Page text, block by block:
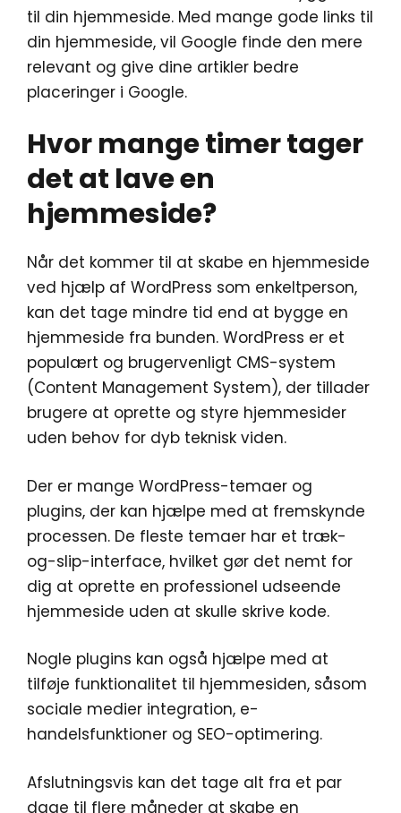
til din hjemmeside. Med mange gode links til
din hjemmeside, vil Google finde den mere
relevant og give dine artikler bedre
placeringer i Google.
Hvor mange timer tager
det at lave en
hjemmeside?
Når det kommer til at skabe en hjemmeside
ved hjælp af WordPress som enkeltperson,
kan det tage mindre tid end at bygge en
hjemmeside fra bunden. WordPress er et
populært og brugervenligt CMS-system
(Content Management System), der tillader
brugere at oprette og styre hjemmesider
uden behov for dyb teknisk viden.
Der er mange WordPress-temaer og
plugins, der kan hjælpe med at fremskynde
processen. De fleste temaer har et træk-
og-slip-interface, hvilket gør det nemt for
dig at oprette en professionel udseende
hjemmeside uden at skulle skrive kode.
Nogle plugins kan også hjælpe med at
tilføje funktionalitet til hjemmesiden, såsom
sociale medier integration, e-
handelsfunktioner og SEO-optimering.
Afslutningsvis kan det tage alt fra et par
dage til flere måneder at skabe en